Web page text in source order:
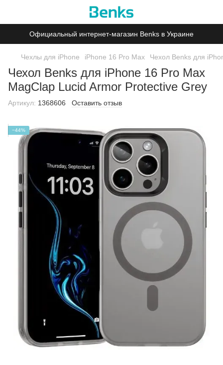
Официальный интернет-магазин Benks в Украине
Чехлы для iPhone iPhone 16 Pro Max Чехол Benks для
Чехол Benks для iPhone 16 Pro Max
MagClap Lucid Armor Protective Grey
Артикул: 1368606 Оставить отзыв
−44%